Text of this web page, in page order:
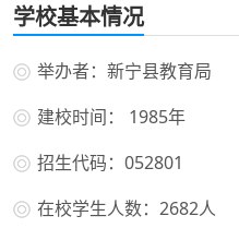
学校基本情况
举办者：新宁县教育局
建校时间： 1985年
招生代码：052801
在校学生人数：2682人